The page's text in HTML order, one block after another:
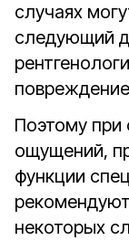
случаях
следующий
Поэтому при
ощущений,
функции
некоторых